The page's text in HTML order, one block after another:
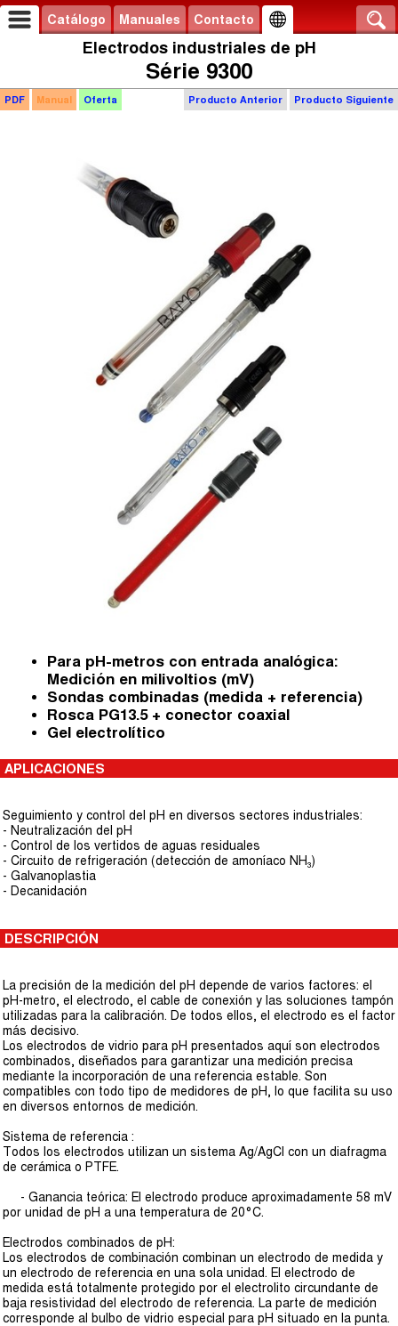
Catálogo Manuales Contacto
Electrodos industriales de pH
Série 9300
Producto Anterior Producto Siguiente
PDF Manual Oferta
Para pH-metros con entrada analógica:
Medición en milivoltios (mV)
Sondas combinadas (medida + referencia)
Rosca PG13.5 + conector coaxial
Gel electrolítico
APLICACIONES
Seguimiento y control del pH en diversos sectores industriales:
- Neutralización del pH
- Control de los vertidos de aguas residuales
- Circuito de refrigeración (detección de amoníaco NH₃)
- Galvanoplastia
- Decanidación
DESCRIPCIÓN
La precisión de la medición del pH depende de varios factores: el
pH-metro, el electrodo, el cable de conexión y las soluciones tampón
utilizadas para la calibración. De todos ellos, el electrodo es el factor
más decisivo.
Los electrodos de vidrio para pH presentados aquí son electrodos
combinados, diseñados para garantizar una medición precisa
mediante la incorporación de una referencia estable. Son
compatibles con todo tipo de medidores de pH, lo que facilita su uso
en diversos entornos de medición.
Sistema de referencia :
Todos los electrodos utilizan un sistema Ag/AgCl con un diafragma
de cerámica o PTFE.
- Ganancia teórica: El electrodo produce aproximadamente 58 mV
por unidad de pH a una temperatura de 20°C.
Electrodos combinados de pH:
Los electrodos de combinación combinan un electrodo de medida y
un electrodo de referencia en una sola unidad. El electrodo de
medida está totalmente protegido por el electrolito circundante de
baja resistividad del electrodo de referencia. La parte de medición
corresponde al bulbo de vidrio especial para pH situado en la punta.